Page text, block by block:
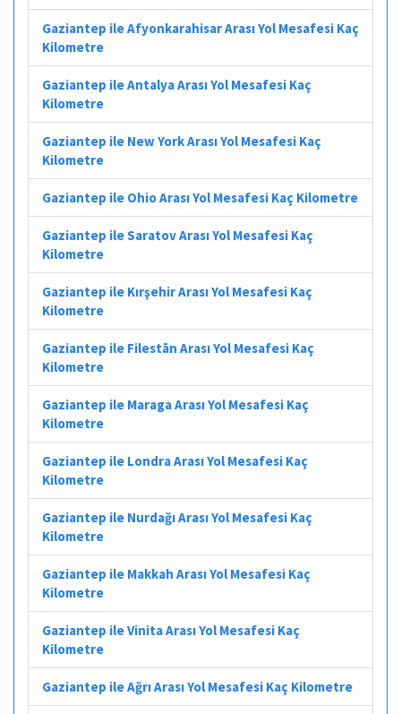
Gaziantep ile Afyonkarahisar Arası Yol Mesafesi Kaç
Kilometre
Gaziantep ile Antalya Arası Yol Mesafesi Kaç
Kilometre
Gaziantep ile New York Arası Yol Mesafesi Kaç
Kilometre
Gaziantep ile Ohio Arası Yol Mesafesi Kaç Kilometre
Gaziantep ile Saratov Arası Yol Mesafesi Kaç
Kilometre
Gaziantep ile Kırşehir Arası Yol Mesafesi Kaç
Kilometre
Gaziantep ile Filestān Arası Yol Mesafesi Kaç
Kilometre
Gaziantep ile Maraga Arası Yol Mesafesi Kaç
Kilometre
Gaziantep ile Londra Arası Yol Mesafesi Kaç
Kilometre
Gaziantep ile Nurdağı Arası Yol Mesafesi Kaç
Kilometre
Gaziantep ile Makkah Arası Yol Mesafesi Kaç
Kilometre
Gaziantep ile Vinita Arası Yol Mesafesi Kaç
Kilometre
Gaziantep ile Ağrı Arası Yol Mesafesi Kaç Kilometre